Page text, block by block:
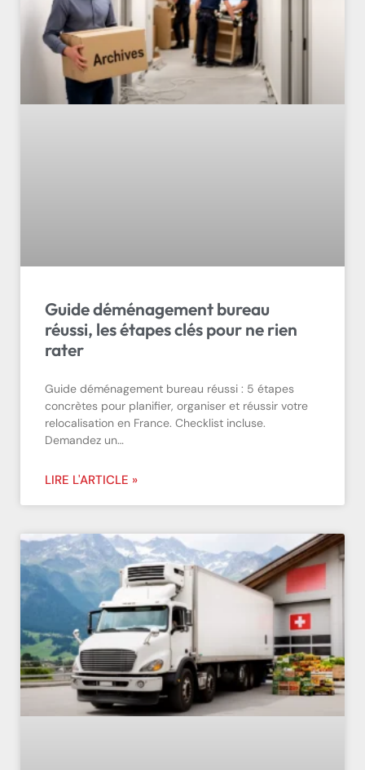
Guide déménagement bureau
réussi, les étapes clés pour ne rien
rater
Guide déménagement bureau réussi : 5 étapes
concrètes pour planifier, organiser et réussir votre
relocalisation en France. Checklist incluse.
Demandez un…
LIRE L'ARTICLE »